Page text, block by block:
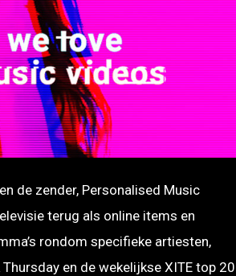
de zender, Personalised Music
terug als online items en
rondom specifieke artiesten,
en de wekelijkse XITE top 20